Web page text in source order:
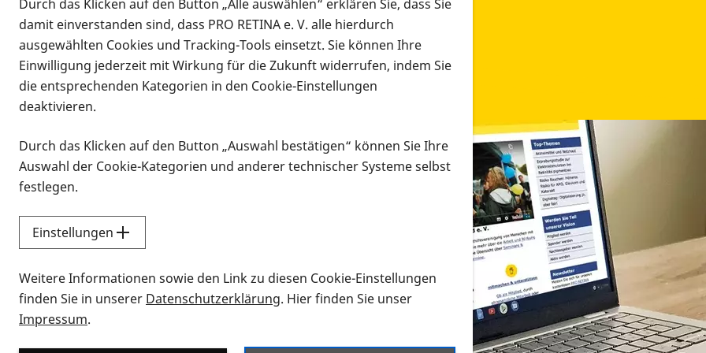
Infomaterial
Infomaterial
Vorlesen
Alle Infomaterialien in verschiedenen Formaten an
Sie möchten wissen, wie Sie nach Infonmaterial suchen und dieses bestellen bzw. herunterladen
Durch das Klicken auf den Button „Alle auswählen“ erklären Sie, dass Sie
damit einverstanden sind, dass PRO RETINA e. V. alle hierdurch
ausgewählten Cookies und Tracking-Tools einsetzt. Sie können Ihre
Einwilligung jederzeit mit Wirkung für die Zukunft widerrufen, indem Sie
die entsprechenden Kategorien in den Cookie-Einstellungen
deaktivieren.
Durch das Klicken auf den Button „Auswahl bestätigen“ können Sie Ihre
Auswahl der Cookie-Kategorien und anderer technischer Systeme selbst
festlegen.
Einstellungen
Weitere Informationen sowie den Link zu diesen Cookie-Einstellungen
finden Sie in unserer Datenschutzerklärung. Hier finden Sie unser
Impressum.